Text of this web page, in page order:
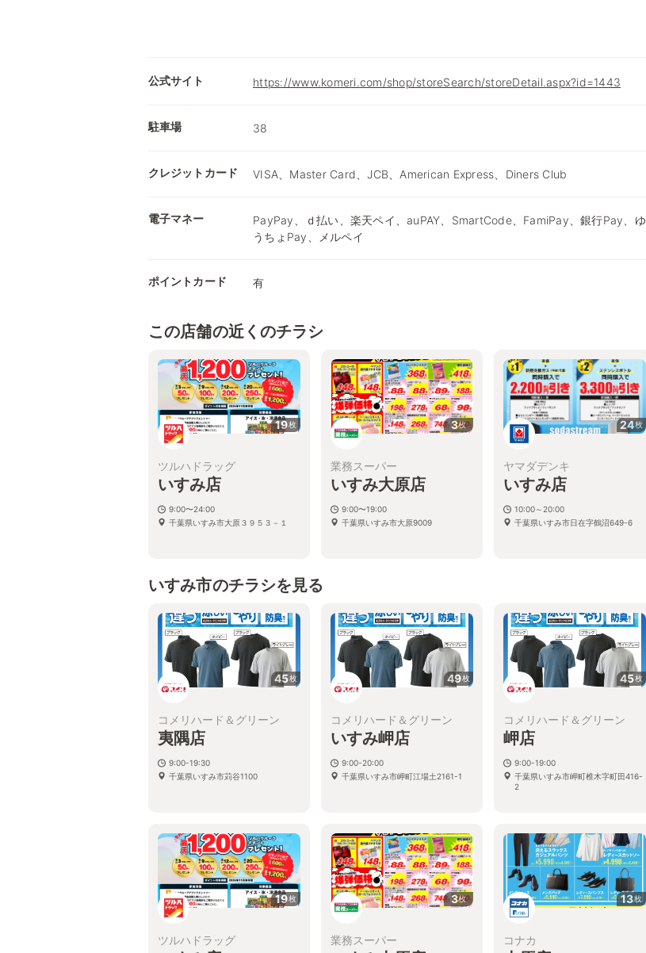
公式サイト https://www.komeri.com/shop/storeSearch/storeDetail.aspx?id=1443
駐車場 38
クレジットカード VISA、Master Card、JCB、American Express、Diners Club
電子マネー
PayPay、ｄ払い、楽天ペイ、auPAY、SmartCode、FamiPay、銀行Pay、ゆ
うちょPay、メルペイ
ポイントカード 有
この店舗の近くのチラシ
19枚
ツルハドラッグ
いすみ店
9:00〜24:00
千葉県いすみ市大原３９５３－１
3枚
業務スーパー
いすみ大原店
9:00〜19:00
千葉県いすみ市大原9009
24枚
ヤマダデンキ
いすみ店
10:00～20:00
千葉県いすみ市日在字鶴沼649-6
いすみ市のチラシを見る
45枚
コメリハード＆グリーン
夷隅店
9:00-19:30
千葉県いすみ市苅谷1100
49枚
コメリハード＆グリーン
いすみ岬店
9:00-20:00
千葉県いすみ市岬町江場土2161-1
45枚
コメリハード＆グリーン
岬店
9:00-19:00
千葉県いすみ市岬町椎木字町田416-
2
19枚
ツルハドラッグ
3枚
業務スーパー
13枚
コナカ